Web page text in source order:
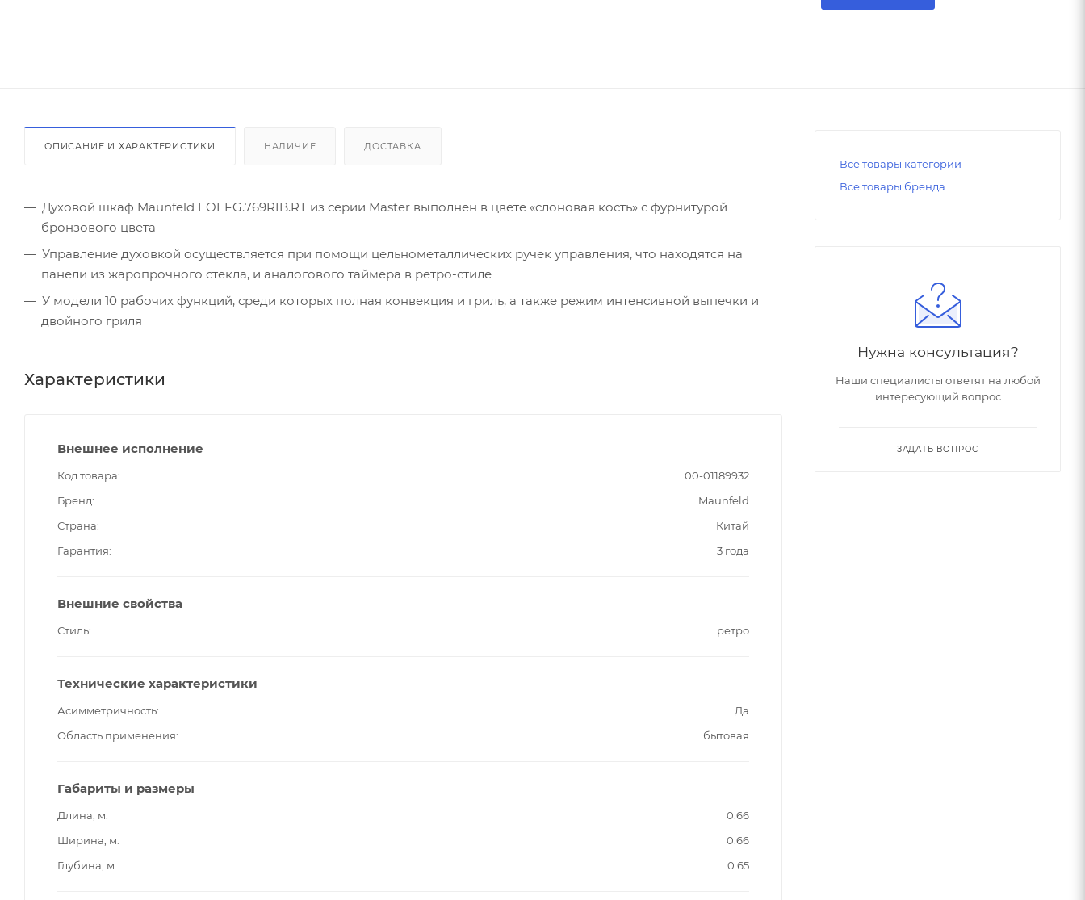
ОПИСАНИЕ И ХАРАКТЕРИСТИКИ НАЛИЧИЕ ДОСТАВКА
Духовой шкаф Maunfeld EOEFG.769RIB.RT из серии Master выполнен в цвете «слоновая кость» с фурнитурой
бронзового цвета
Управление духовкой осуществляется при помощи цельнометаллических ручек управления, что находятся на
панели из жаропрочного стекла, и аналогового таймера в ретро-стиле
У модели 10 рабочих функций, среди которых полная конвекция и гриль, а также режим интенсивной выпечки и
двойного гриля
Характеристики
Внешнее исполнение
Код товара
00-01189932
Бренд
Maunfeld
Страна
Китай
Гарантия
3 года
Внешние свойства
Стиль ретро
Технические характеристики
Асимметричность
Да
Область применения
бытовая
Габариты и размеры
Длина, м
0.66
Ширина, м
0.66
Глубина, м
0.65
Все товары категории
Все товары бренда
Нужна консультация?
Наши специалисты ответят на любой
интересующий вопрос
ЗАДАТЬ ВОПРОС